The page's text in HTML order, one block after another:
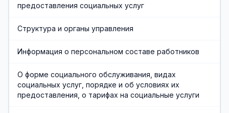
предоставления социальных услуг
Структура и органы управления
Информация о персональном составе работников
О форме социального обслуживания, видах
социальных услуг, порядке и об условиях их
предоставления, о тарифах на социальные услуги